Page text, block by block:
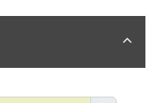
